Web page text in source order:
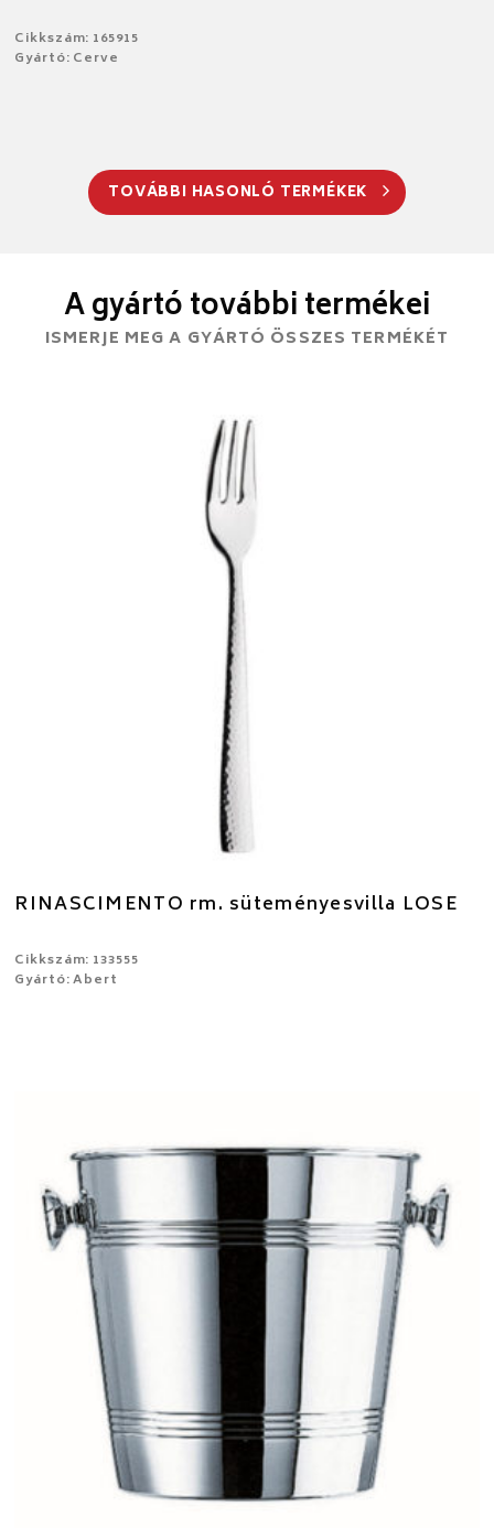
Cikkszám: 165915
Gyártó: Cerve
TOVÁBBI HASONLÓ TERMÉKEK
A gyártó további termékei
ISMERJE MEG A GYÁRTÓ ÖSSZES TERMÉKÉT
RINASCIMENTO rm. süteményesvilla LOSE
Cikkszám: 133555
Gyártó: Abert